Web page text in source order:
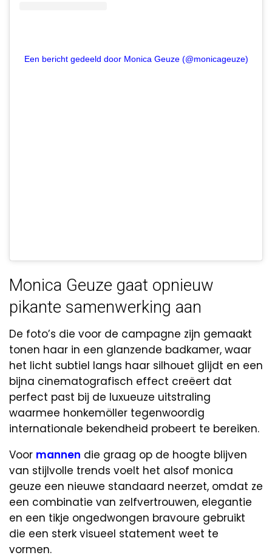
Een bericht gedeeld door Monica Geuze (@monicageuze)
Monica Geuze gaat opnieuw
pikante samenwerking aan
De foto’s die voor de campagne zijn gemaakt
tonen haar in een glanzende badkamer, waar
het licht subtiel langs haar silhouet glijdt en een
bijna cinematografisch effect creëert dat
perfect past bij de luxueuze uitstraling
waarmee honkemöller tegenwoordig
internationale bekendheid probeert te bereiken.
Voor mannen die graag op de hoogte blijven
van stijlvolle trends voelt het alsof monica
geuze een nieuwe standaard neerzet, omdat ze
een combinatie van zelfvertrouwen, elegantie
en een tikje ongedwongen bravoure gebruikt
die een sterk visueel statement weet te
vormen.